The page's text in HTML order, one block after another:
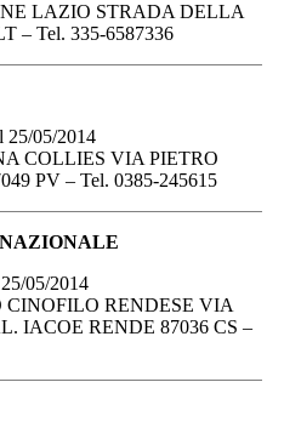
LAZIO STRADA DELLA
– Tel. 335-6587336
05/2014
COLLIES VIA PIETRO
PV – Tel. 0385-245615
05/2014
CINOFILO RENDESE VIA
IACOE RENDE 87036 CS –